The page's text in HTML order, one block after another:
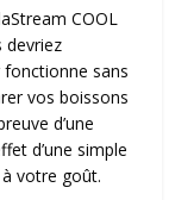
COOL
devriez
fonctionne sans
vos boissons
d’une
d’une simple
votre goût.